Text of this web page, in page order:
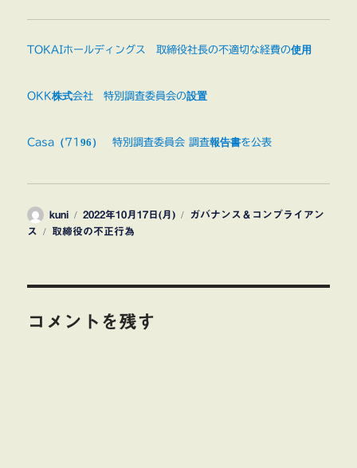
TOKAIホールディングス 取締役社長の不適切な経費の使用
OKK株式会社 特別調査委員会の設置
Casa（7196） 特別調査委員会 調査報告書を公表
投
稿
kuni
投
稿
2022年10月17日(月)
カ
ガバナンス＆コンプライアン
ス
タ
取締役の不正行為
コメントを残す